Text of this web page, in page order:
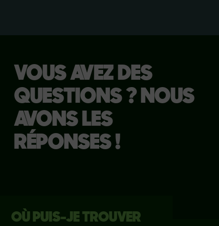
VOUS AVEZ DES
QUESTIONS ? NOUS
AVONS LES
RÉPONSES !
PUIS-JE TROUVER